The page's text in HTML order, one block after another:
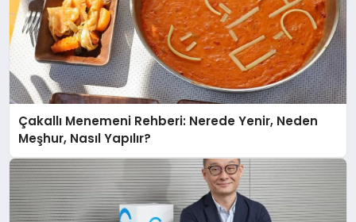
Çakallı Menemeni Rehberi: Nerede Yenir, Neden
Meşhur, Nasıl Yapılır?